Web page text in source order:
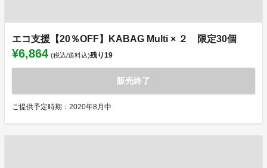
エコ支援【20％OFF】KABAG Multi × ２ 限定30個
¥6,864 (税込/送料込)残り19
販売終了
ご提供予定時期：2020年8月中